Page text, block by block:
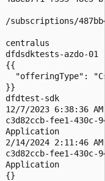
487bb485-
azdo-01
{{
"offeringType":
}}
dfdtest-sdk
7/2023 6:38:36 AM
fee1-430c-
Application
14/2024 2:11:46 AM
fee1-430c-
Application
{}